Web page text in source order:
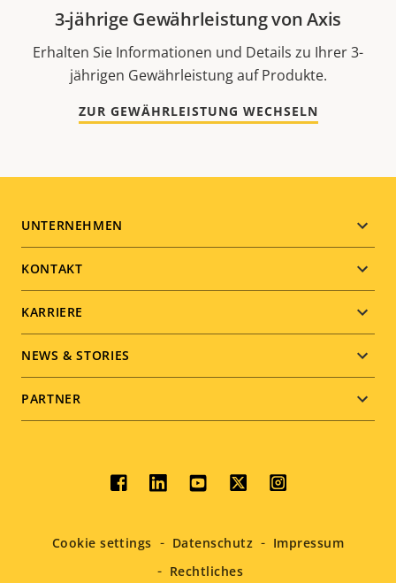
3-jährige Gewährleistung von Axis
Erhalten Sie Informationen und Details zu Ihrer 3-
jährigen Gewährleistung auf Produkte.
ZUR GEWÄHRLEISTUNG WECHSELN
Footer
menu
UNTERNEHMEN
KONTAKT
KARRIERE
NEWS & STORIES
PARTNER
Social
menu
Cookie settings Datenschutz
Impressum
Rechtliches